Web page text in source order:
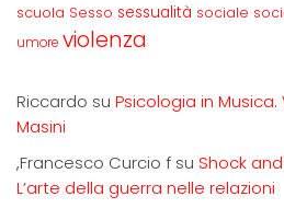
scuola Sesso sessualità sociale
umore violenza
Riccardo su Psicologia in
Masini
,Francesco Curcio f su Shock
L’arte della guerra nelle relazioni